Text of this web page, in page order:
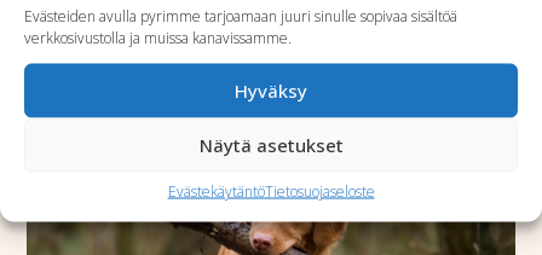
Evästeiden avulla pyrimme tarjoamaan juuri sinulle sopivaa sisältöä
verkkosivustolla ja muissa kanavissamme.
Hyväksy
Näytä asetukset
EvästekäytäntöTietosuojaseloste
Sinua saattaa myös kiinnostaa